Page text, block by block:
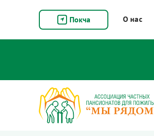
Покча О нас